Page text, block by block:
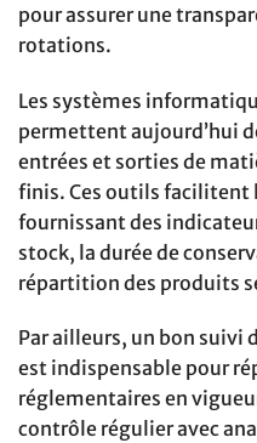
pour assurer une
rotations.
Les systèmes
permettent aujourd’hui
entrées et sorties de
finis. Ces outils facilitent
fournissant des
stock, la durée de
répartition des produits
Par ailleurs, un bon suivi
est indispensable pour
réglementaires en
contrôle régulier avec